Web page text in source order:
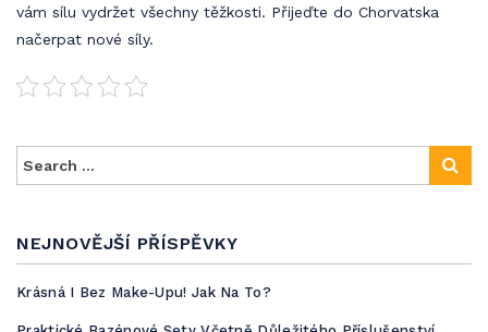
NEJNOVĚJŠÍ PŘÍSPĚVKY
Krásná I Bez Make-Upu! Jak Na To?
vám sílu vydržet všechny těžkosti. Přijeďte do Chorvatska
načerpat nové síly.